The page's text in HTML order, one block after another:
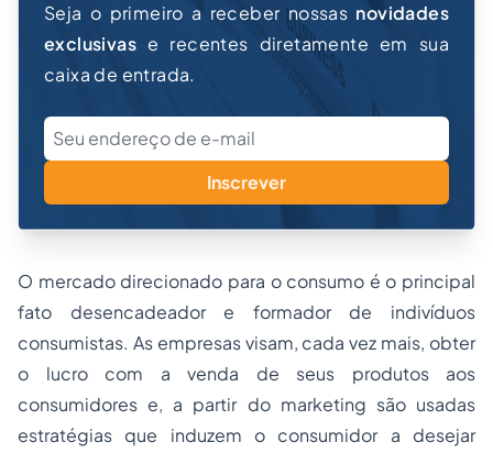
Seja o primeiro a receber nossas novidades
exclusivas e recentes diretamente em sua
caixa de entrada.
Inscrever
O mercado direcionado para o consumo é o principal
fato desencadeador e formador de indivíduos
consumistas. As empresas visam, cada vez mais, obter
o lucro com a venda de seus produtos aos
consumidores e, a partir do marketing são usadas
estratégias que induzem o consumidor a desejar